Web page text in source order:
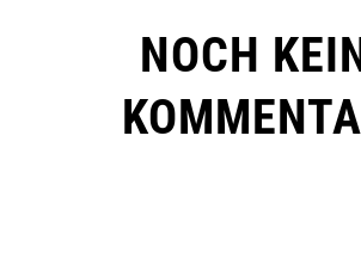
NOCH